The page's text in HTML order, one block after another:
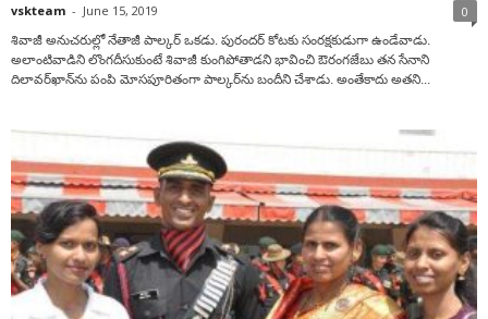
vskteam - June 15, 2019 0
శివాజీ అనుచరుల్లో నేతాజీ పాల్కర్‌ ఒకడు. పురందర్‌ కోటకు సంరక్షకుడుగా ఉండేవాడు.
అలాంటివాడిని లొంగదీసుకుంటే శివాజీ కుంగిపోతాడని భావించి ఔరంగజేబు తన సేనాని
దిలావర్‌ఖాన్‌ను పంపి మోసపూరితంగా పాల్కర్‌ను బందీని చేశాడు. అంతేకాదు అతని...